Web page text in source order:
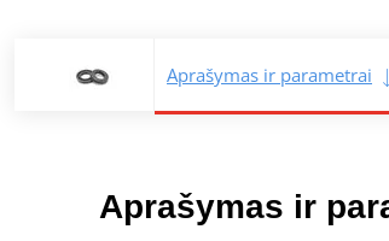
Aprašymas ir parametrai
Aprašymas ir